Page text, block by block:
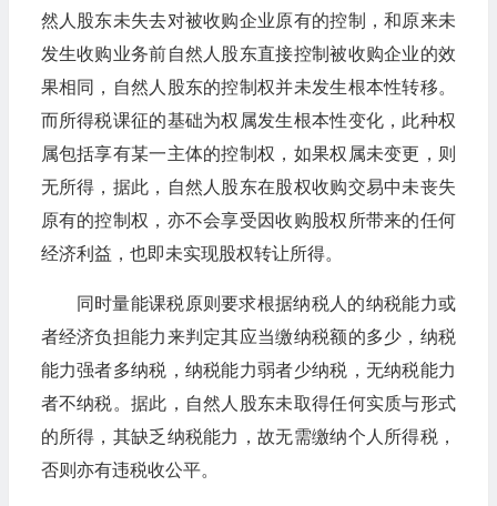
然人股东未失去对被收购企业原有的控制，和原来未
发生收购业务前自然人股东直接控制被收购企业的效
果相同，自然人股东的控制权并未发生根本性转移。
而所得税课征的基础为权属发生根本性变化，此种权
属包括享有某一主体的控制权，如果权属未变更，则
无所得，据此，自然人股东在股权收购交易中未丧失
原有的控制权，亦不会享受因收购股权所带来的任何
经济利益，也即未实现股权转让所得。
同时量能课税原则要求根据纳税人的纳税能力或
者经济负担能力来判定其应当缴纳税额的多少，纳税
能力强者多纳税，纳税能力弱者少纳税，无纳税能力
者不纳税。据此，自然人股东未取得任何实质与形式
的所得，其缺乏纳税能力，故无需缴纳个人所得税，
否则亦有违税收公平。